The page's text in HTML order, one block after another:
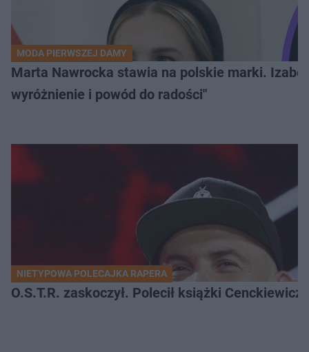
MODA PIERWSZEJ DAMY
Marta Nawrocka stawia na polskie marki.
wyróżnienie i powód do radości"
NIETYPOWA POLECAJKA RAPERA
O.S.T.R. zaskoczył. Polecił książki